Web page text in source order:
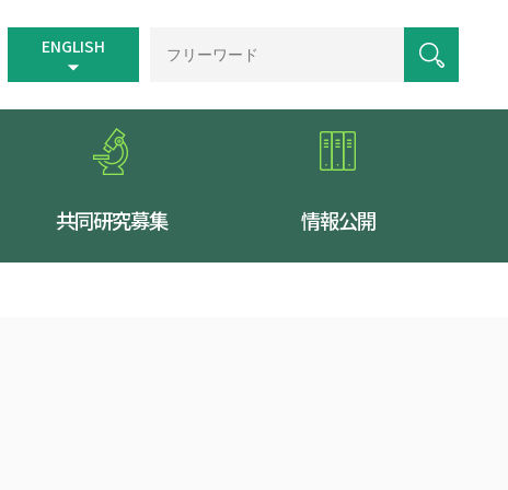
ENGLISH
共同研究募集 情報公開